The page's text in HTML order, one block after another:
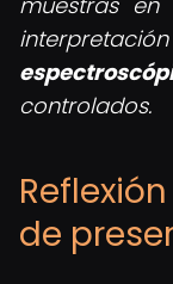
controlados.
de